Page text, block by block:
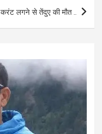
करंट लगने से तेंदुए की मौत ..